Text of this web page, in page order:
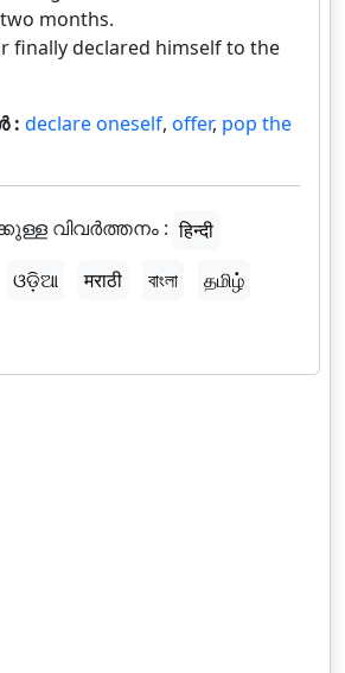
months.
finally declared himself to the
: declare oneself, offer, pop the
വിവർത്തനം : हिन्दी
ଓଡ଼ିଆ मराठी বাংলা
தமிழ்